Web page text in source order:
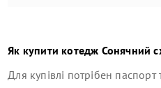
Як купитикотедж Сонячний
Для купівлі потрібен